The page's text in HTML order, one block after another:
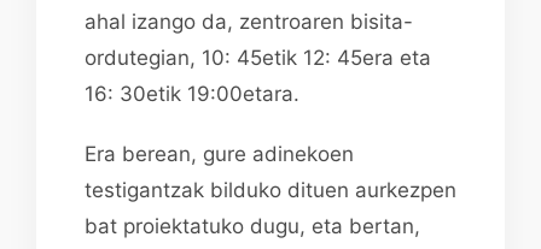
ahal izango da, zentroaren bisita-
ordutegian, 10: 45etik 12: 45era eta
16: 30etik 19:00etara.
Era berean, gure adinekoen
testigantzak bilduko dituen aurkezpen
bat proiektatuko dugu, eta bertan,